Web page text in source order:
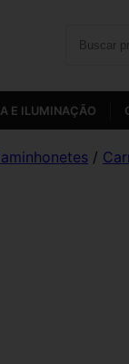
E ILUMINAÇÃO
/